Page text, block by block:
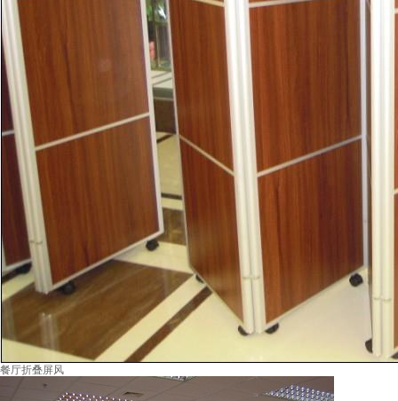
餐厅折叠屏风